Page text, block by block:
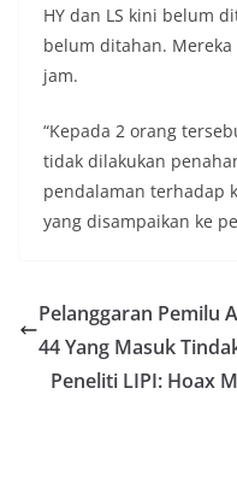
HY dan LS kini belum
belum ditahan.
jam.
“Kepada 2 orang
tidak dilakukan
pendalaman terhadap
yang disampaikan ke
Pelanggaran Pemilu
44 Yang Masuk
Peneliti LIPI: Hoax